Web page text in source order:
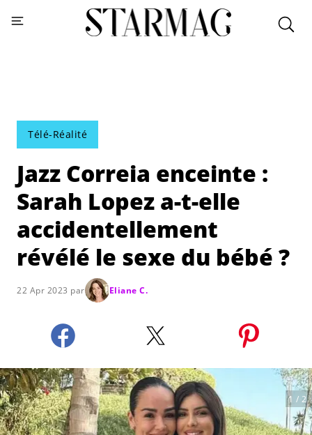
Télé-Réalité
Jazz Correia enceinte :
Sarah Lopez a-t-elle
accidentellement
révélé le sexe du bébé ?
22 Apr 2023 par Eliane C.
1 / 2